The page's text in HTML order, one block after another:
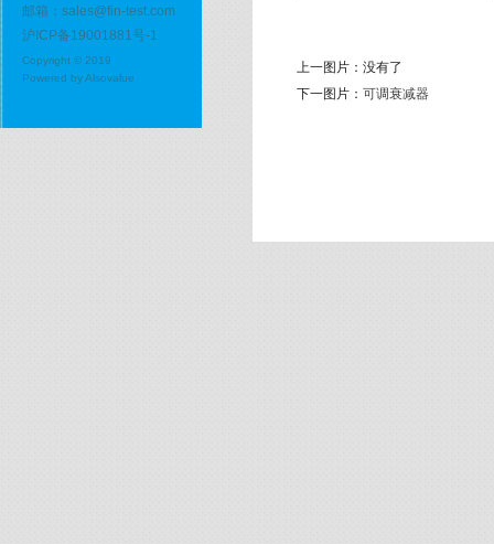
邮箱：sales@fin-test.com
沪ICP备19001881号-1
Copyright © 2019
Powered byAlsovalue
上一图片： 没有了
下一图片： 可调衰减器